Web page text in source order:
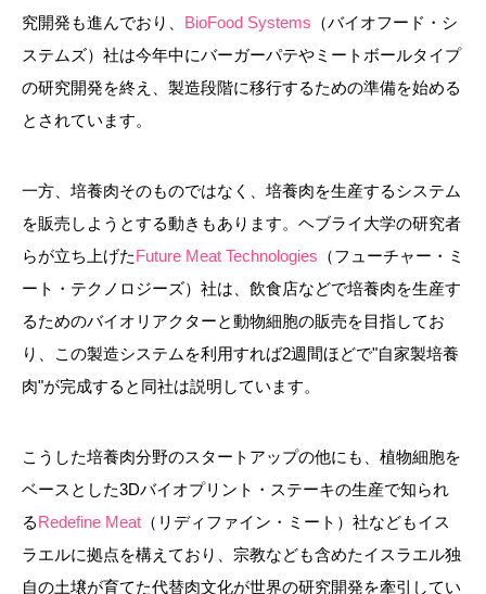
究開発も進んでおり、 BioFood Systems （バイオフード・シ
ステムズ）社は今年中にバーガーパテやミートボールタイプ
の研究開発を終え、製造段階に移行するための準備を始める
とされています。
一方、培養肉そのものではなく、培養肉を生産するシステム
を販売しようとする動きもあります。ヘブライ大学の研究者
らが立ち上げたFuture Meat Technologies （フューチャー・ミ
ート・テクノロジーズ）社は、飲食店などで培養肉を生産す
るためのバイオリアクターと動物細胞の販売を目指してお
り、この製造システムを利用すれば2週間ほどで"自家製培養
肉"が完成すると同社は説明しています。
こうした培養肉分野のスタートアップの他にも、植物細胞を
ベースとした3Dバイオプリント・ステーキの生産で知られ
るRedefine Meat （リディファイン・ミート）社などもイス
ラエルに拠点を構えており、宗教なども含めたイスラエル独
自の土壌が育てた代替肉文化が世界の研究開発を牽引してい